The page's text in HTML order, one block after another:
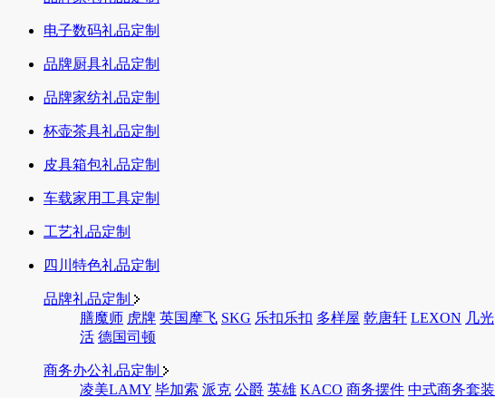
电子数码礼品定制
品牌厨具礼品定制
品牌家纺礼品定制
杯壶茶具礼品定制
皮具箱包礼品定制
车载家用工具定制
工艺礼品定制
四川特色礼品定制
品牌礼品定制
膳魔师 虎牌 英国摩飞 SKG 乐扣乐扣 多样屋 乾唐轩 LEXON 几光
活 德国司顿
商务办公礼品定制
凌美LAMY 毕加索 派克 公爵 英雄 KACO 商务摆件 中式商务套装